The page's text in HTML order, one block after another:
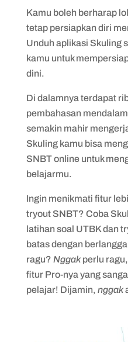
Kamu boleh berharap
tetap persiapkan diri
Unduh aplikasi Skuling
kamu untuk
dini.
Di dalamnya terdapat
pembahasan
semakin mahir
Skuling kamu bisa
SNBT online untuk
belajarmu.
Ingin menikmati fitur
tryout SNBT? Coba
latihan soal UTBK dan
batas dengan
ragu? Nggakperlu ragu,
fitur Pro-nya yang
pelajar! Dijamin, nggak